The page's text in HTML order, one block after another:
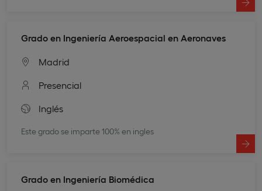
Grado en Ingeniería Aeroespacial en Aeronaves
Madrid
Presencial
Inglés
Este grado se imparte 100% en ingles
Grado en Ingeniería Biomédica